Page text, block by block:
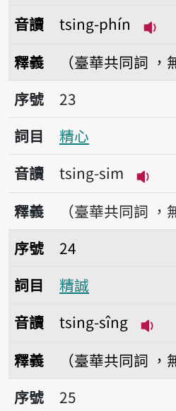
音讀
tsing-phín
釋義
（臺華共同詞 ，
序號23精心
序號
23
詞目
精心
音讀
tsing-sim
播
釋義
（臺華共同詞 ，
序號24精誠
序號
24
詞目
精誠
音讀
tsing-sîng
釋義
（臺華共同詞 ，
序號25精選
序號
25